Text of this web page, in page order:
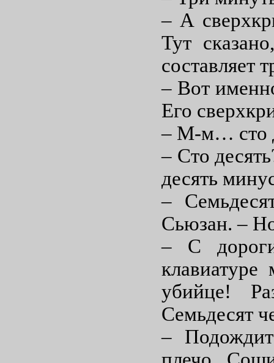
– А
Тут
составляет
– Вот
Его
– М-м… сто
– Сто
десять
–
Сьюзан. –
– С
убийце!
Семьдесят
–